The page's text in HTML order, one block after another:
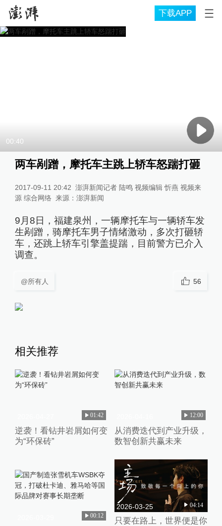
下载APP
00:40
两车剐蹭，摩托车主跳上轿车怒踹打砸
2017-09-11 20:42 澎湃新闻记者 陆鸣 视频编辑 忻燕 视频来
源 综合网络 来源： 澎湃新闻
9月8日，福建泉州，一辆摩托车与一辆轿车发
生剐蹭，骑摩托车男子情绪激动，多次打砸轿
车，还跳上轿车引擎盖提踹，目前警方已介入
调查。
@所有人 56
相关推荐
01:42
逆袭！看钻井岩屑如何变
为“环保砖”
12:00
从消费迭代到产业升级，
数智创新共赢未来
00:12
2026-03-25 04:14
只要在路上，世界便是你